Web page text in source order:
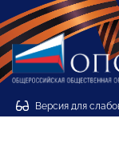
Версия для